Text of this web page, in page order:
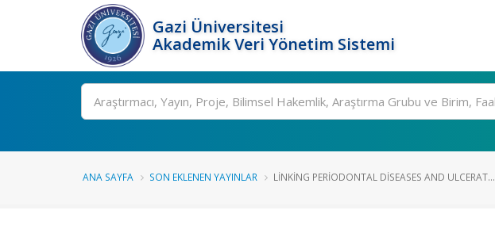
Gazi Üniversitesi
Akademik Veri Yönetim Sistemi
Ara
ANA SAYFA SON EKLENEN YAYINLAR LINKING PERIODONTAL DISEASES AND ULCERAT...